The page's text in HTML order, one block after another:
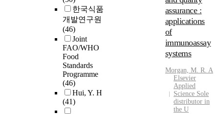
한국식품
개발연구원
(46)
Joint
FAO/WHO
Food
Standards
Programme
(46)
Hui, Y. H
(41)
assurance :
applications
of
immunoassay
systems
Morgan, M. R. A
Elsevier
Applied
Science Sole
distributor in
the U